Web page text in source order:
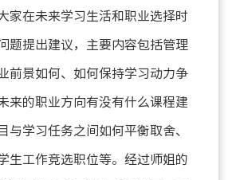
家在未来学习生活和职业选择时
题提出建议，主要内容包括管理
前景如何、如何保持学习动力争
来的职业方向有没有什么课程建
与学习任务之间如何平衡取舍、
生工作竞选职位等。经过师姐的